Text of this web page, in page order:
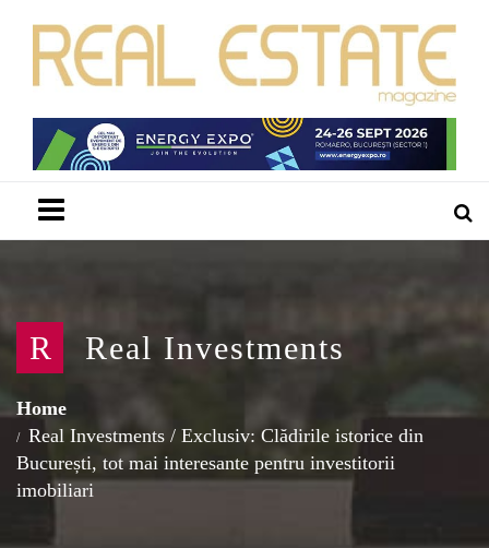
R Real Investments
Home
Real Investments / Exclusiv: Clădirile istorice din
București, tot mai interesante pentru investitorii
imobiliari